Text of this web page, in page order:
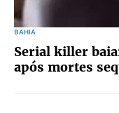
BAHIA
Serial killer
após mortes